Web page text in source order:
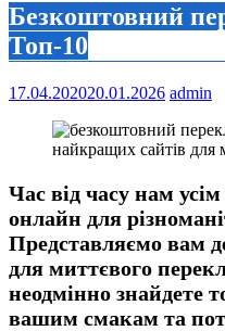
Безкоштовний
Топ-10
17.04.202020.01.2026 admin
Час від часу нам
онлайн для
Представляємо вам
для миттєвого
неодмінно знайдете
вашим смакам та